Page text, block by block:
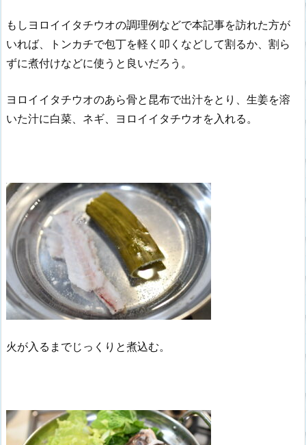
もしヨロイイタチウオの調理例などで本記事を訪れた方が
いれば、トンカチで包丁を軽く叩くなどして割るか、割ら
ずに煮付けなどに使うと良いだろう。
ヨロイイタチウオのあら骨と昆布で出汁をとり、生姜を溶
いた汁に白菜、ネギ、ヨロイイタチウオを入れる。
火が入るまでじっくりと煮込む。